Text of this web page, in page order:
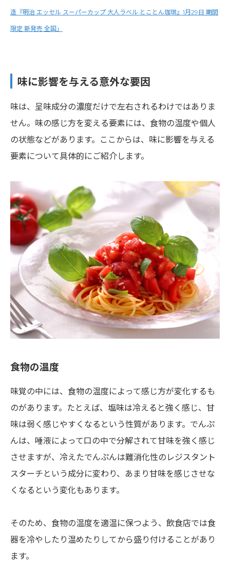
造『明治 エッセル スーパーカップ 大人ラベル とことん珈琲』1月29日 期間
限定 新発売 全国」
味に影響を与える意外な要因
味は、呈味成分の濃度だけで左右されるわけではありま
せん。味の感じ方を変える要素には、食物の温度や個人
の状態などがあります。ここからは、味に影響を与える
要素について具体的にご紹介します。
食物の温度
味覚の中には、食物の温度によって感じ方が変化するも
のがあります。たとえば、塩味は冷えると強く感じ、甘
味は弱く感じやすくなるという性質があります。でんぷ
んは、唾液によって口の中で分解されて甘味を強く感じ
させますが、冷えたでんぷんは難消化性のレジスタント
スターチという成分に変わり、あまり甘味を感じさせな
くなるという変化もあります。
そのため、食物の温度を適温に保つよう、飲食店では食
器を冷やしたり温めたりしてから盛り付けることがあり
ます。